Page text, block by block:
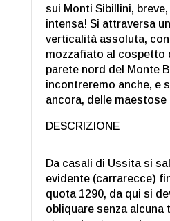
sui Monti Sibillini,
intensa! Si attraversa
verticalità assoluta,
mozzafiato al cospetto
parete nord del Monte
incontreremo anche, e
ancora, delle maestose
DESCRIZIONE
Da casali di Ussita si
evidente (carrarecce)
quota 1290, da qui si
obliquare senza alcuna